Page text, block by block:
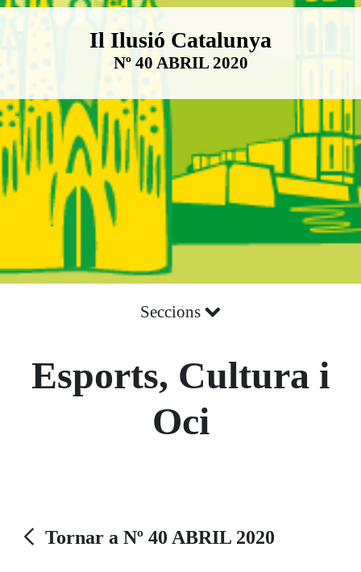
Boletín Il·lusió Catalunya
Il Ilusió Catalunya
Nº 40 ABRIL 2020
Seccions
Esports, Cultura i
Oci
Tornar a Nº 40 ABRIL 2020